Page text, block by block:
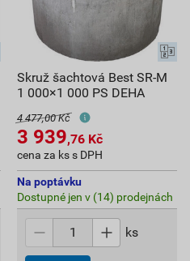
Skruž šachtová Best SR-M
1 000×1 000 PS DEHA
4 477,00 Kč
3 939,76 Kč
cena za ks s DPH
Na poptávku
Dostupné jen v (14) prodejnách
ks